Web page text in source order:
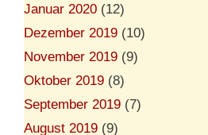
Januar 2020 (12)
Dezember 2019 (10)
November 2019 (9)
Oktober 2019 (8)
September 2019 (7)
August 2019 (9)